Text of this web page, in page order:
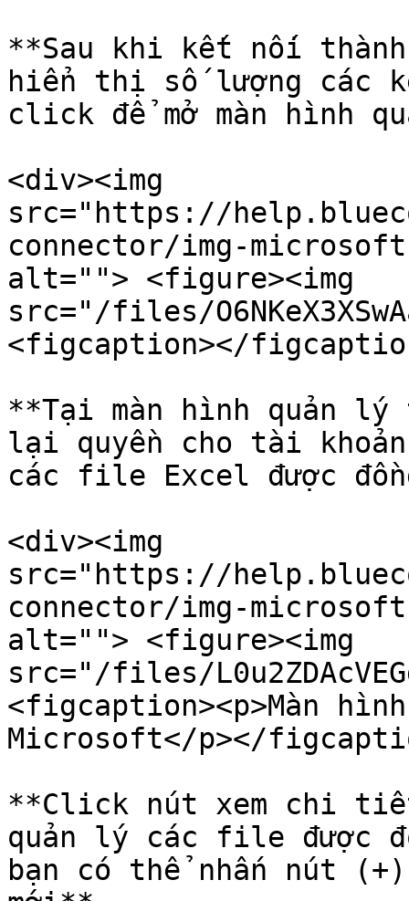
**Sau khi kết nối
hiển thị số lượng các
click để mở màn hình
<div><img
src="https://
connector/img-
alt=""> <figure><img
src="/files/
<figcaption></
**Tại màn hình quản
lại quyền cho tài
các file Excel được
<div><img
src="https://
connector/img-
alt=""> <figure><img
src="/files/
<figcaption><p>Màn
Microsoft</p></
**Click nút xem chi
quản lý các file được
bạn có thể nhấn nút